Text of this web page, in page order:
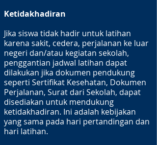
Ketidakhadiran
Jika siswa tidak hadir untuk latihan
karena sakit, cedera, perjalanan ke luar
negeri dan/atau kegiatan sekolah,
penggantian jadwal latihan dapat
dilakukan jika dokumen pendukung
seperti Sertifikat Kesehatan, Dokumen
Perjalanan, Surat dari Sekolah, dapat
disediakan untuk mendukung
ketidakhadiran. Ini adalah kebijakan
yang sama pada hari pertandingan dan
hari latihan.